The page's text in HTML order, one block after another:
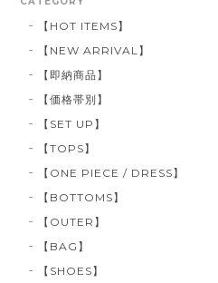
【HOT ITEMS】
【NEW ARRIVAL】
【即納商品】
【価格帯別】
【SET UP】
【TOPS】
【ONE PIECE / DRESS】
【BOTTOMS】
【OUTER】
【BAG】
【SHOES】